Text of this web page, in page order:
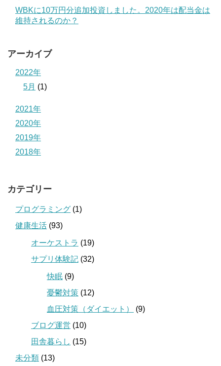
WBKに10万円分追加投資しました。2020年は配当金は
維持されるのか？
アーカイブ
2022年
5月 (1)
2021年
2020年
2019年
2018年
カテゴリー
プログラミング (1)
健康生活 (93)
オーケストラ (19)
サプリ体験記 (32)
快眠 (9)
憂鬱対策 (12)
血圧対策（ダイエット）
(9)
ブログ運営 (10)
田舎暮らし (15)
未分類 (13)